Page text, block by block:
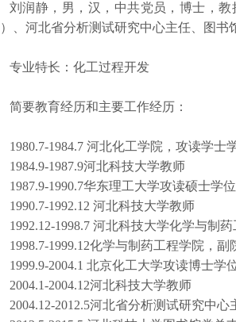
刘润静，男，汉，中共党员，博士，
、河北省分析测试研究中心主任、图书
专业特长：化工过程开发
简要教育经历和主要工作经历：
1980.7-1984.7 河北化工学院，攻读学士
1984.9-1987.9河北科技大学教师
1987.9-1990.7华东理工大学攻读硕士学位
1990.7-1992.12 河北科技大学教师
1992.12-1998.7 河北科技大学化学与制
1998.7-1999.12化学与制药工程学院，
1999.9-2004.1 北京化工大学攻读博士
2004.1-2004.12河北科技大学教师
2004.12-2012.5河北省分析测试研究中心